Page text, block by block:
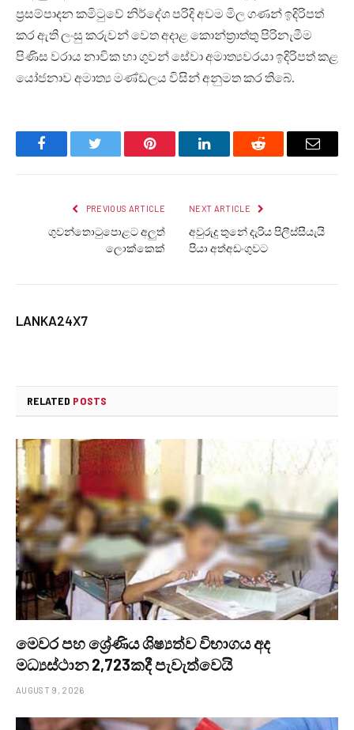
ප්‍රසම්පාදන කමිටුවේ නිර්දේශ පරිදි අවම මිල ගණන් ඉදිරිපත්
කර ඇති ලංසු කරුවන් වෙත අදාළ කොන්ත්‍රාත්තු පිරිනැමීම
පිණිස වරාය නාවික හා ගුවන් සේවා අමාත්‍යවරයා ඉදිරිපත් කළ
යෝජනාව අමාත්‍ය මණ්ඩලය විසින් අනුමත කර තිබේ.
FacebookTwitter Pinterest LinkedInReddit Email
PREVIOUS ARTICLE
ගුවන්තොටුපොළට අලුත්
ලොක්කෙක්
NEXT ARTICLE
අවුරුදු තුනේ දැරිය පිලීස්සීයැයි
පියා අත්අඩංගුවට
LANKA24X7
RELATED POSTS
මෙවර පහ ශ්‍රේණිය ශිෂ්‍යත්ව විභාගය අද
මධ්‍යස්ථාන 2,723කදී පැවැත්වෙයි
AUGUST 9, 2026